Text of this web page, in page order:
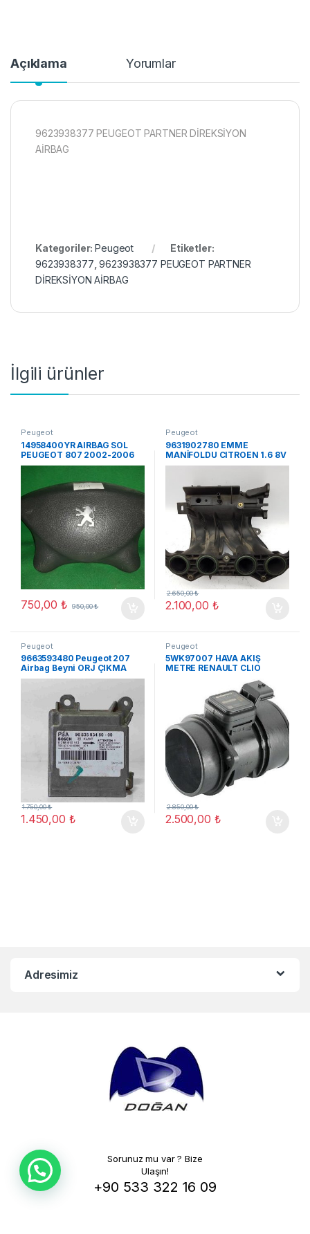
Açıklama Yorumlar
9623938377 PEUGEOT PARTNER DİREKSİYON
AİRBAG
Kategoriler:Peugeot
Etiketler:
9623938377 ,9623938377 PEUGEOT PARTNER
DİREKSİYON AİRBAG
İlgili ürünler
Peugeot
14958400YR AIRBAG SOL
PEUGEOT 807 2002-2006
ORJ ÇIKMA
750,00₺ 950,00₺
Peugeot
9631902780 EMME
MANİFOLDU CITROEN 1.6 8V
NFV ,
2.100,00 ₺
2.650,00₺
Peugeot
9663593480 Peugeot 207
Airbag Beyni ORJ ÇIKMA
1.450,00 ₺
1.750,00₺
Peugeot
5WK97007 HAVA AKIŞ
METRE RENAULT CLIO
2.500,00 ₺
2.850,00₺
Adresimiz
Sorunuz mu var ? Bize
Ulaşın!
+90 533 322 16 09